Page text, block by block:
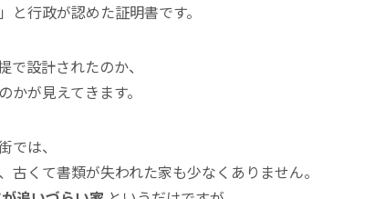
と行政が認めた証明書です。
設計されたのか、
が見えてきます。
は、
くて書類が失われた家も少なくありません。